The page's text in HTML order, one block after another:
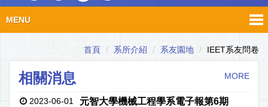
MENU
首頁 系所介紹 系友園地 IEET系友問卷
相關消息 MORE
元智大學機械工程學系電子報第6期
2023-06-01